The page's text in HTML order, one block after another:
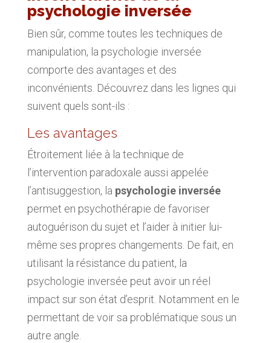
psychologie inversée
Bien sûr, comme toutes les techniques de
manipulation, la psychologie inversée
comporte des avantages et des
inconvénients. Découvrez dans les lignes qui
suivent quels sont-ils :
Les avantages
Étroitement liée à la technique de
l’intervention paradoxale aussi appelée
l’antisuggestion, la psychologie inversée
permet en psychothérapie de favoriser
autoguérison du sujet et l’aider à initier lui-
même ses propres changements. De fait, en
utilisant la résistance du patient, la
psychologie inversée peut avoir un réel
impact sur son état d’esprit. Notamment en le
permettant de voir sa problématique sous un
autre angle.